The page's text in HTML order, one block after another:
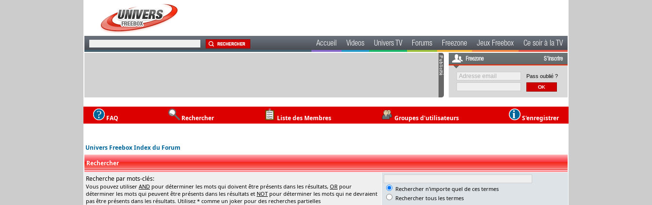
Accueil Videos Univers TV Forums Freezone Jeux Freebox Ce soir à la TV
Freezone S'inscrire
Pass oublié ?
FAQ Rechercher Liste des Membres Groupes d'utilisateurs S'enregistrer
Univers Freebox Index du Forum
Rechercher
Recherche par mots-clés:
Vous pouvez utiliser AND pour déterminer les mots qui doivent être présents dans les résultats, OR pour
déterminer les mots qui peuvent être présents dans les résultats et NOT pour déterminer les mots qui ne devraient
pas être présents dans les résultats. Utilisez * comme un joker pour des recherches partielles
Rechercher n'importe quel de ces termes
Rechercher tous les termes